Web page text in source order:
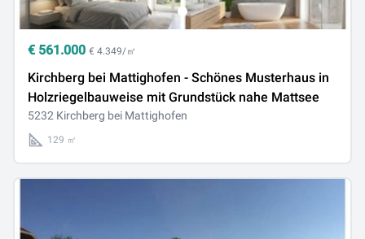
€ 561.000 € 4.349/㎡
Kirchberg bei Mattighofen - Schönes Musterhaus in
Holzriegelbauweise mit Grundstück nahe Mattsee
5232 Kirchberg bei Mattighofen
129 ㎡